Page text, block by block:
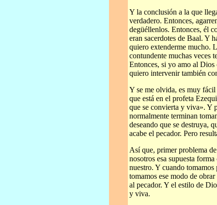
Y la conclusión a la que
verdadero. Entonces,
degüéllenlos. Entonces, él
eran sacerdotes de Baal. Y
quiero extenderme mucho.
contundente muchas veces
Entonces, si yo amo al Dios
quiero intervenir también
Y se me olvida, es muy
que está en el profeta
que se convierta y viva». Y
normalmente terminan
deseando que se destruya,
acabe el pecador. Pero
Así que, primer problema
nosotros esa supuesta
nuestro. Y cuando
tomamos ese modo de
al pecador. Y el estilo de
y viva.